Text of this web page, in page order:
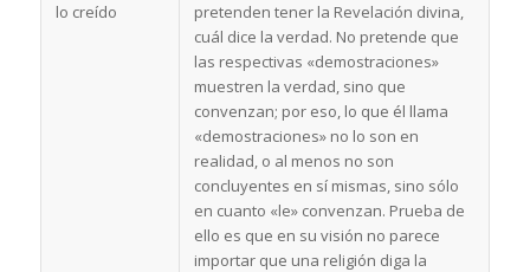
lo creído
pretenden tener la Revelación divina,
cuál dice la verdad. No pretende que
las respectivas «demostraciones»
muestren la verdad, sino que
convenzan; por eso, lo que él llama
«demostraciones» no lo son en
realidad, o al menos no son
concluyentes en sí mismas, sino sólo
en cuanto «le» convenzan. Prueba de
ello es que en su visión no parece
importar que una religión diga la